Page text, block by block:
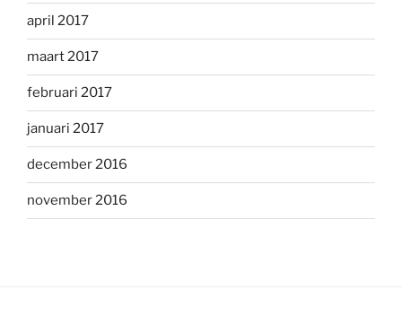
april 2017
maart 2017
februari 2017
januari 2017
december 2016
november 2016